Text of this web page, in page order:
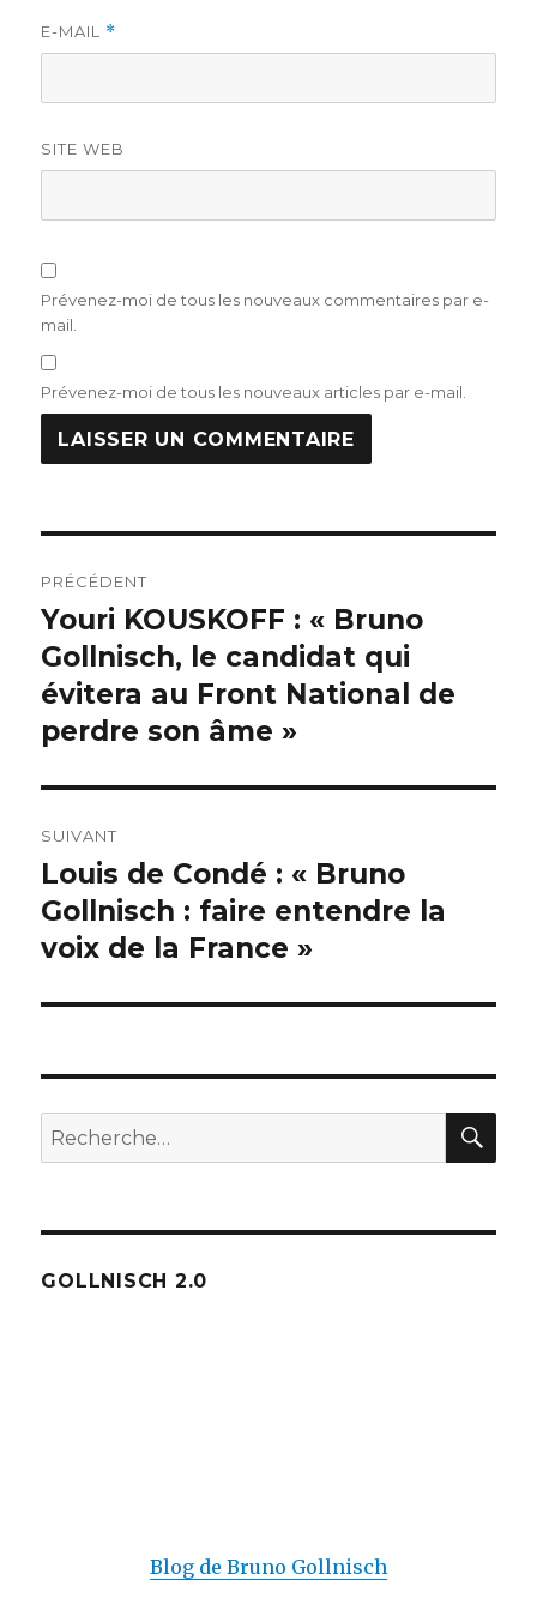
E-MAIL *
SITE WEB
Prévenez-moi de tous les nouveaux commentaires par e-
mail.
Prévenez-moi de tous les nouveaux articles par e-mail.
de
l’article
PRÉCÉDENT
Publication
précédente :
Youri KOUSKOFF : « Bruno
Gollnisch, le candidat qui
évitera au Front National de
perdre son âme »
SUIVANT
Publication
suivante :
Louis de Condé : « Bruno
Gollnisch : faire entendre la
voix de la France »
Recherche
pour :
GOLLNISCH 2.0
Blog de Bruno Gollnisch